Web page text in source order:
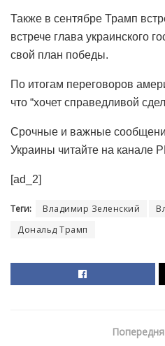
Также в сентябре Трамп
встрече глава украинского
свой план победы.
По итогам переговоров
что “хочет справедливой
Срочные и важные
Украины читайте на канале
[ad_2]
Теги: Владимир Зеленский
Дональд Трамп